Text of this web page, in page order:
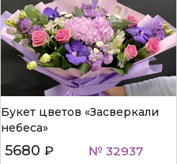
Букет цветов «Засверкали
небеса»
5680 ₽ № 32937